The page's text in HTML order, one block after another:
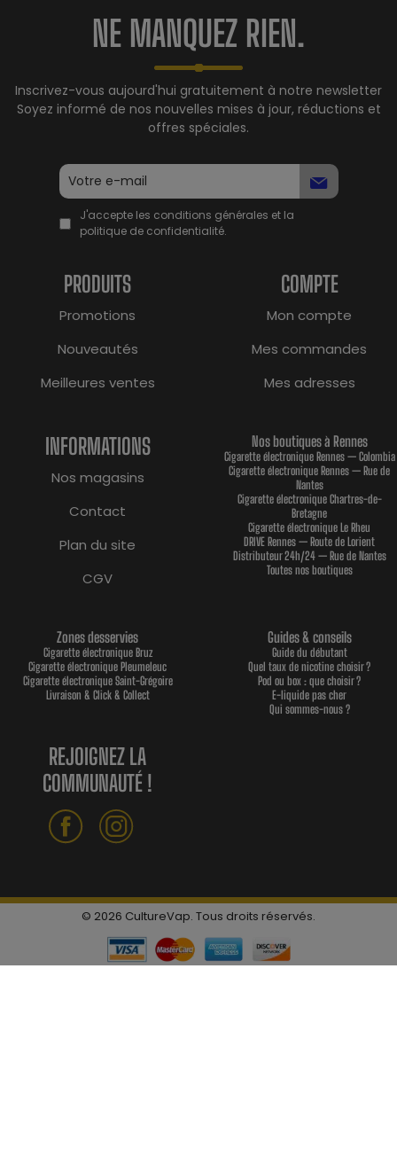
NE MANQUEZ RIEN.
Inscrivez-vous aujourd'hui gratuitement à notre newsletter
Soyez informé de nos nouvelles mises à jour, réductions et
offres spéciales.
J'accepte les conditions générales et la
politique de confidentialité.
PRODUITS
Promotions
Nouveautés
Meilleures ventes
COMPTE
Mon compte
Mes commandes
Mes adresses
INFORMATIONS
Nos magasins
Contact
Plan du site
CGV
Nos boutiques à Rennes
Cigarette électronique Rennes — Colombia
Cigarette électronique Rennes — Rue de
Nantes
Cigarette électronique Chartres-de-
Bretagne
Cigarette électronique Le Rheu
DRIVE Rennes — Route de Lorient
Distributeur 24h/24 — Rue de Nantes
Toutes nos boutiques
Zones desservies
Cigarette électronique Bruz
Cigarette électronique Pleumeleuc
Cigarette électronique Saint-Grégoire
Livraison & Click & Collect
Guides & conseils
Guide du débutant
Quel taux de nicotine choisir ?
Pod ou box : que choisir ?
E-liquide pas cher
Qui sommes-nous ?
REJOIGNEZ LA
COMMUNAUTÉ !
© 2026 CultureVap. Tous droits réservés.